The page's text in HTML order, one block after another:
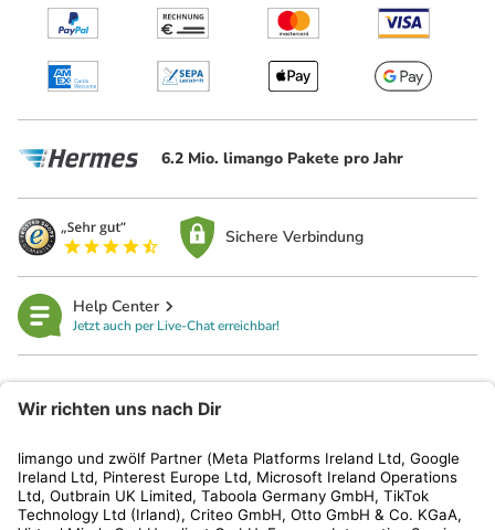
6.2 Mio. limango Pakete pro Jahr
Sichere Verbindung
Help Center
Jetzt auch per Live-Chat erreichbar!
Kundenservice